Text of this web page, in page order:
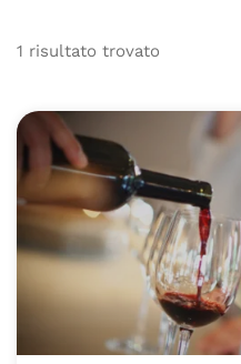
1 risultato trovato